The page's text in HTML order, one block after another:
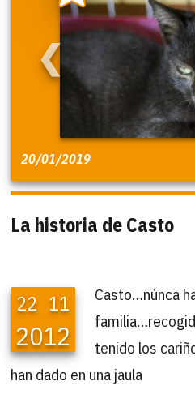
❮
20/01/2019
La historia de Casto
22 11
2012
Casto…núnca
tenido los
han dado en una jaula